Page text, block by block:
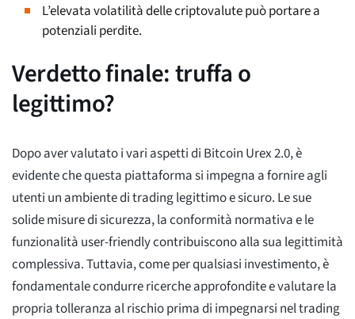
L’elevata volatilità delle criptovalute può portare a
potenziali perdite.
Verdetto finale: truffa o
legittimo?
Dopo aver valutato i vari aspetti di Bitcoin Urex 2.0, è
evidente che questa piattaforma si impegna a fornire agli
utenti un ambiente di trading legittimo e sicuro. Le sue
solide misure di sicurezza, la conformità normativa e le
funzionalità user-friendly contribuiscono alla sua legittimità
complessiva. Tuttavia, come per qualsiasi investimento, è
fondamentale condurre ricerche approfondite e valutare la
propria tolleranza al rischio prima di impegnarsi nel trading